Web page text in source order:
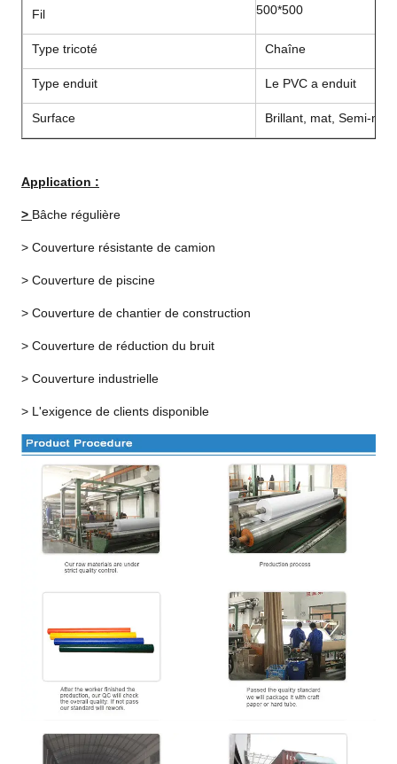
Fil 500*500
Type tricoté Chaîne
Type enduit Le PVC a enduit
Surface Brillant, mat, Semi-mat
Application :
> Bâche régulière
> Couverture résistante de camion
> Couverture de piscine
> Couverture de chantier de construction
> Couverture de réduction du bruit
> Couverture industrielle
> L'exigence de clients disponible